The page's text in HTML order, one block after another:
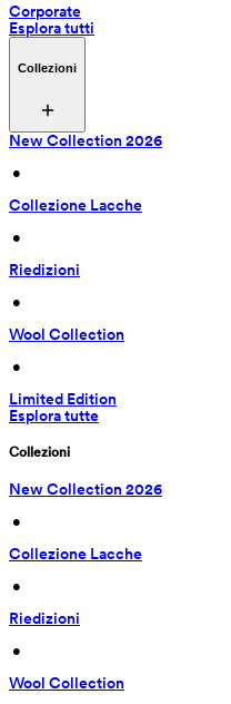
Corporate
Esplora tutti
Collezioni
New Collection 2026
•
Collezione Lacche
•
Riedizioni
•
Wool Collection
•
Limited Edition
Esplora tutte
Collezioni
New Collection 2026
•
Collezione Lacche
•
Riedizioni
•
Wool Collection